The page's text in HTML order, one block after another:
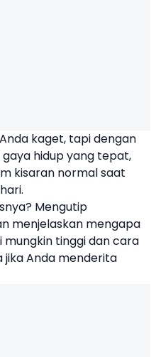
kaget, tapi dengan
hidup yang tepat,
kisaran normal saat
Mengutip
menjelaskan mengapa
mungkin tinggi dan cara
jika Anda menderita